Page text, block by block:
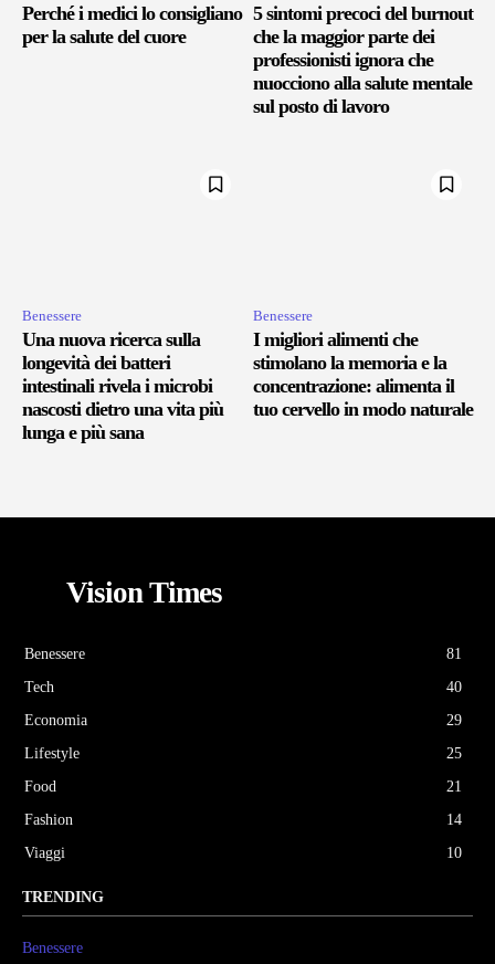
Perché i medici lo consigliano
per la salute del cuore
5 sintomi precoci del burnout
che la maggior parte dei
professionisti ignora che
nuocciono alla salute mentale
sul posto di lavoro
Benessere
Una nuova ricerca sulla
longevità dei batteri
intestinali rivela i microbi
nascosti dietro una vita più
lunga e più sana
Benessere
I migliori alimenti che
stimolano la memoria e la
concentrazione: alimenta il
tuo cervello in modo naturale
Vision Times
Benessere
81
Tech
40
Economia
29
Lifestyle
25
Food
21
Fashion
14
Viaggi
10
TRENDING
Benessere